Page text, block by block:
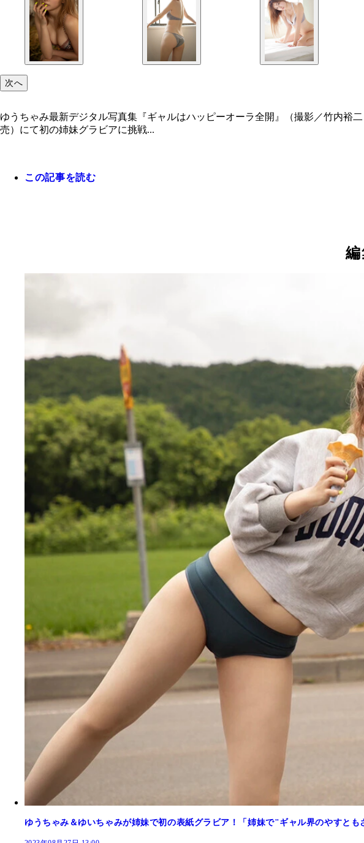
ゆうちゃみデジタル写真集『ギャルも清楚も！ゆうちゃみだっちゅ～
次へ
ゆうちゃみ最新デジタル写真集『ギャルはハッピーオーラ全開』（撮影／竹内裕
売）にて初の姉妹グラビアに挑戦...
この記事を読む
ゆうちゃみ＆ゆいちゃみが姉妹で初の表紙グラビア！「姉妹で"ギャル界のやすとも